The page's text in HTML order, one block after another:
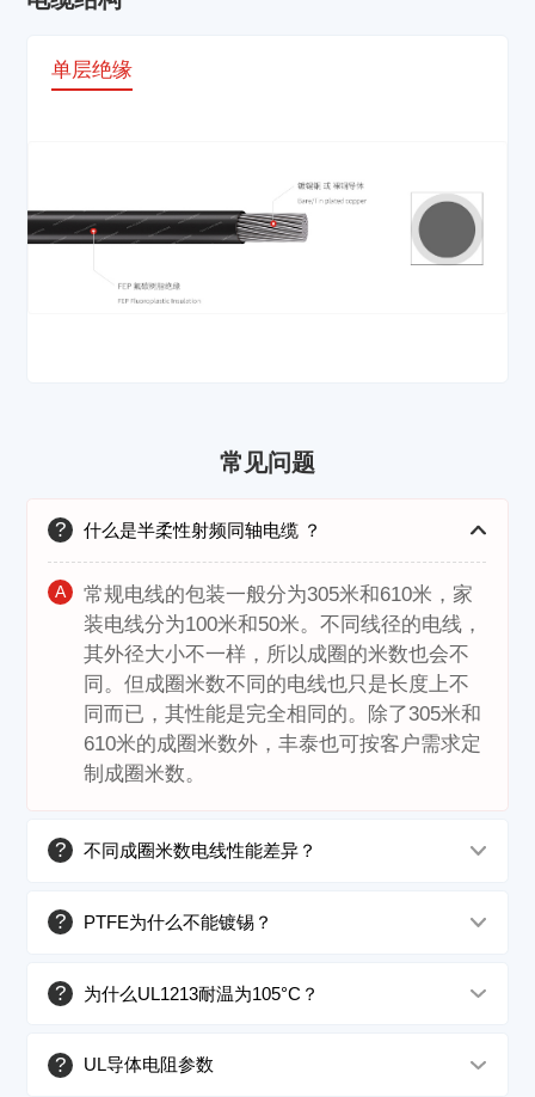
单层绝缘
常见问题
? 什么是半柔性射频同轴电缆 ？
A
常规电线的包装一般分为305米和610米，家
装电线分为100米和50米。不同线径的电线，
其外径大小不一样，所以成圈的米数也会不
同。但成圈米数不同的电线也只是长度上不
同而已，其性能是完全相同的。除了305米和
610米的成圈米数外，丰泰也可按客户需求定
制成圈米数。
? 不同成圈米数电线性能差异？
? PTFE为什么不能镀锡？
? 为什么UL1213耐温为105°C？
? UL导体电阻参数